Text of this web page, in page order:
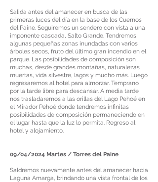
Salida antes del amanecer en busca de las
primeras luces del día en la base de los Cuernos
del Paine. Seguiremos un sendero con vista a una
imponente cascada, Salto Grande. Tendremos
algunas pequeñas zonas inundadas con varios
árboles secos, fruto del último gran incendio en el
parque. Las posibilidades de composición son
muchas, desde grandes montañas, naturalezas
muertas, vida silvestre, lagos y mucho más. Luego
regresaremos al hotel para almorzar. Temprano
por la tarde libre para descansar. A media tarde
nos trasladaremos a las orillas del Lago Pehoé en
el Mirador Pehoé donde tendremos infinitas
posibilidades de composición permaneciendo en
el lugar hasta que la luz lo permita. Regreso al
hotel y alojamiento.
09/04/2024 Martes / Torres del Paine
Saldremos nuevamente antes del amanecer hacia
Laguna Amarga, brindando una vista frontal de los